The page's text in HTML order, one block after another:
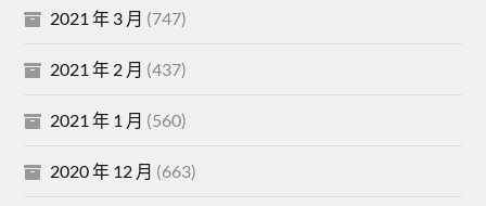
2021 年 3 月 (747)
2021 年 2 月 (437)
2021 年 1 月 (560)
2020 年 12 月 (663)